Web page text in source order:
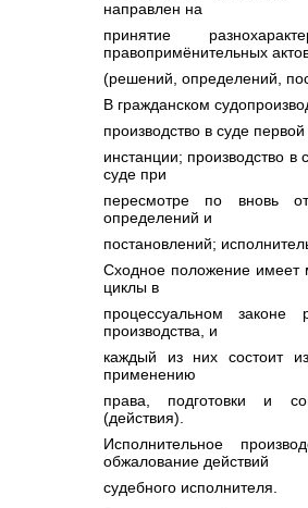
направлен на
принятие
правопримёнительных
(решений, определений,
В гражданском
производство в суде
инстанции; производство в
суде при
пересмотре по вновь
определений и
постановлений;
Сходное положение имеет
циклы в
процессуальном законе
производства, и
каждый из них состоит
применению
права, подготовки и
(действия).
Исполнительное
обжалование действий
судебного исполнителя.